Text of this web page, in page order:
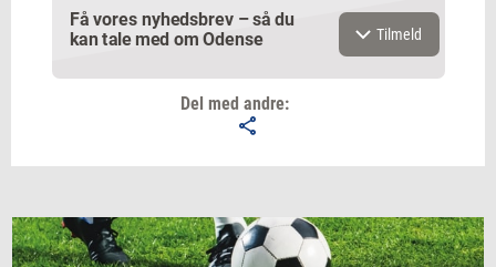
Få vores nyhedsbrev – så du
kan tale med om Odense
Tilmeld
Del med andre: